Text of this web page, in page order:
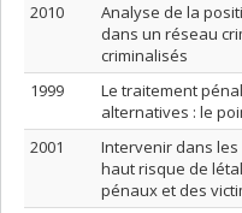
2010
Analyse de la
dans un réseau
criminalisés
1999
Le traitement
alternatives : le
2001
Intervenir dans
haut risque de
pénaux et des